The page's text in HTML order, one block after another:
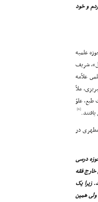
و خود
علمیه
شریف
علاّمه
ملاّ
طبع، علوّ
[6]
در
درسى
فقه
زیرا یک
ولى همین